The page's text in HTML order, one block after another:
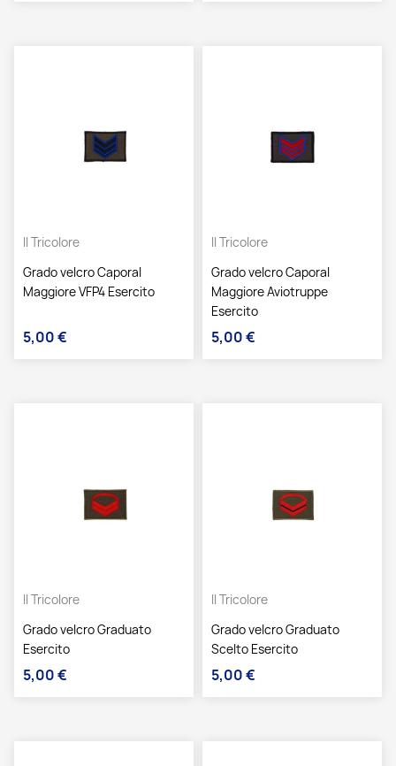
Il Tricolore
Grado velcro Caporal
Maggiore VFP4 Esercito
Prezzo
5,00 €
Il Tricolore
Grado velcro Caporal
Maggiore Aviotruppe
Esercito
Prezzo
5,00 €
Il Tricolore
Grado velcro Graduato
Esercito
Prezzo
5,00 €
Il Tricolore
Grado velcro Graduato
Scelto Esercito
Prezzo
5,00 €